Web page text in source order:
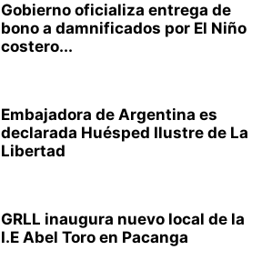
Gobierno oficializa entrega de
bono a damnificados por El Niño
costero...
Embajadora de Argentina es
declarada Huésped Ilustre de La
Libertad
GRLL inaugura nuevo local de la
I.E Abel Toro en Pacanga